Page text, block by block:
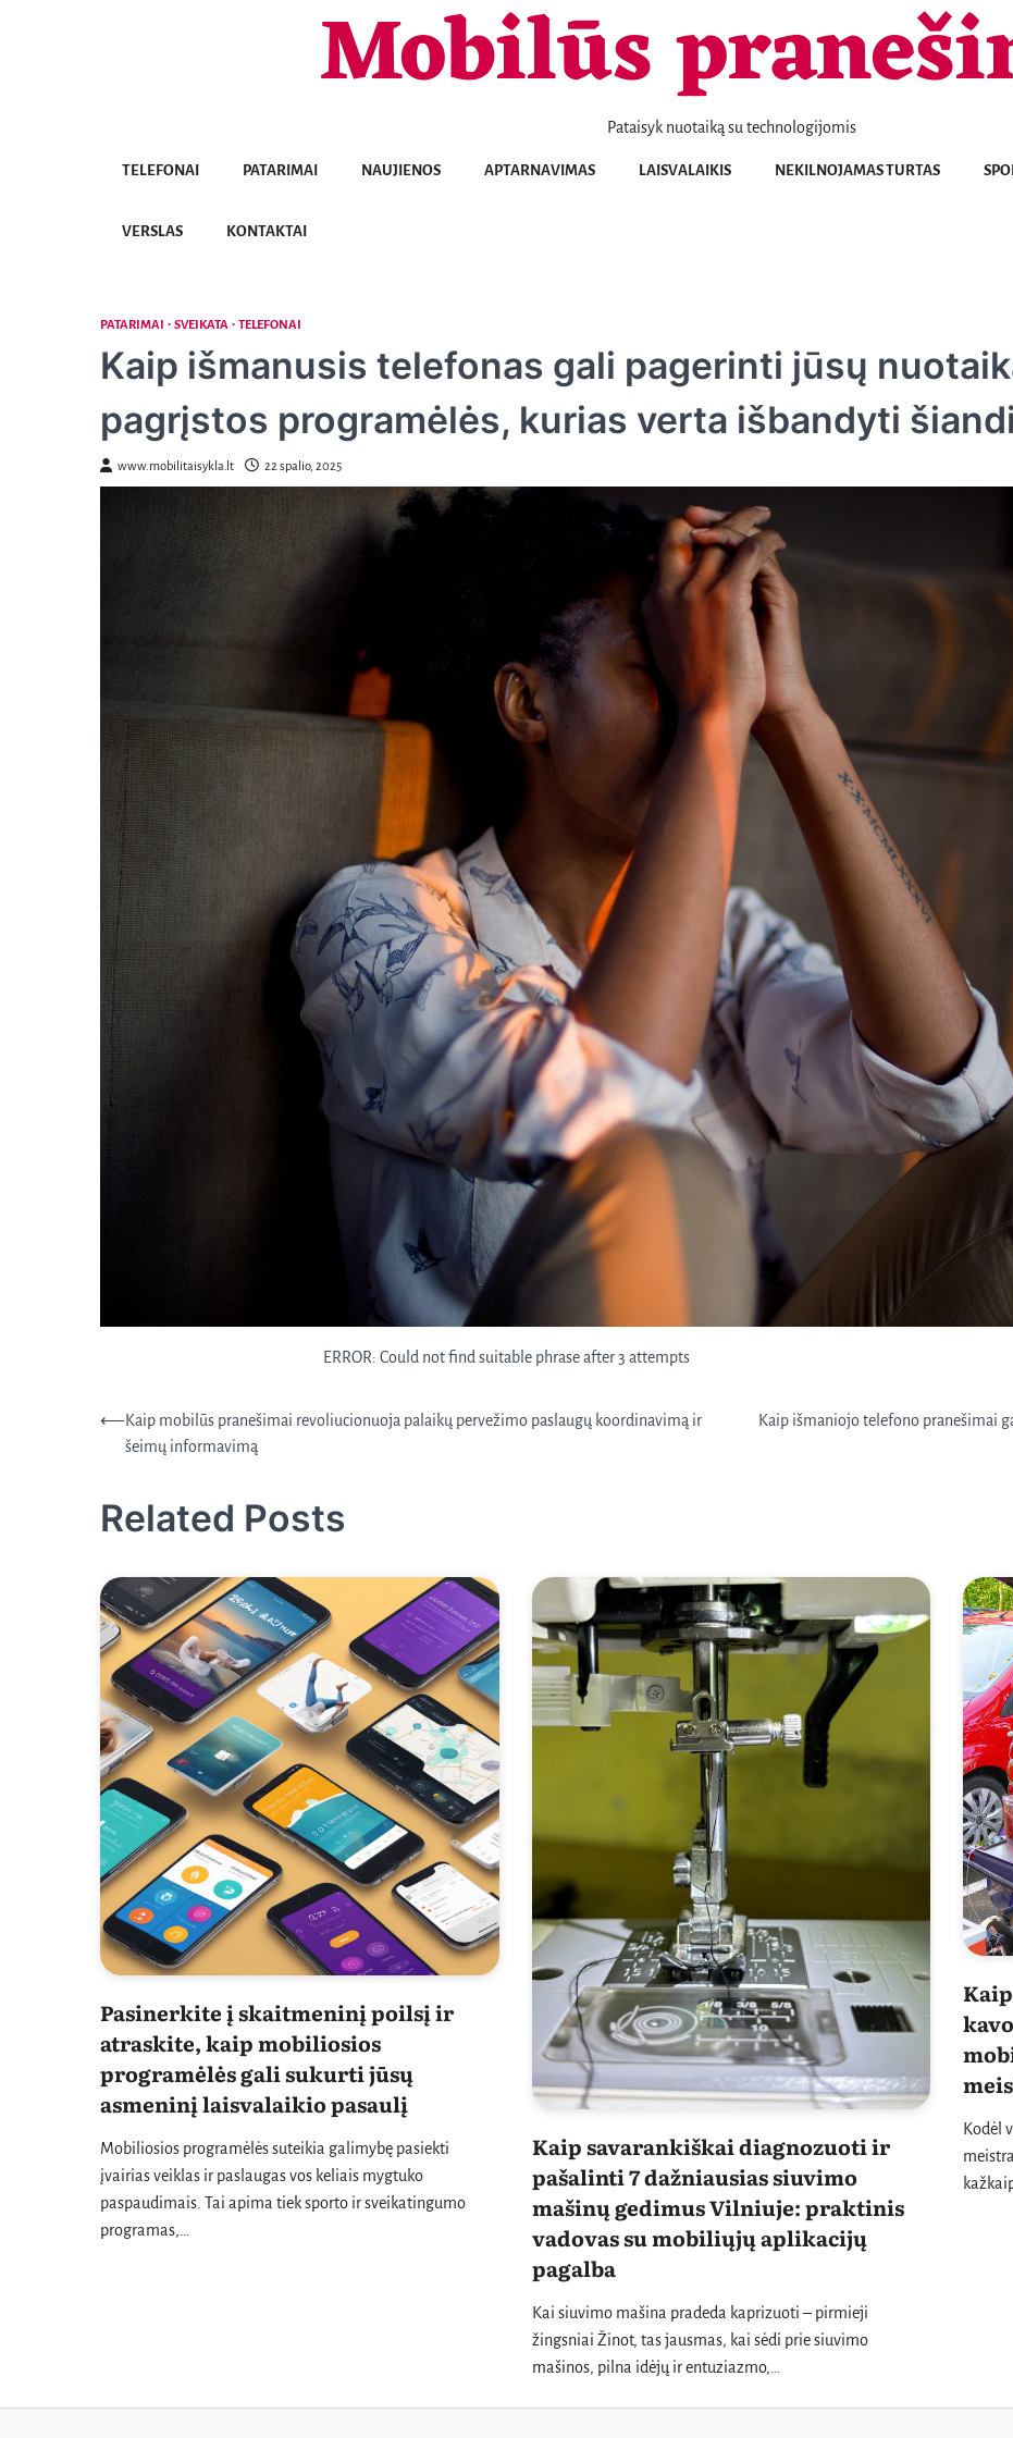
MobilūsPataisyk nuotaiką su technologijomis
TELEFONAI PATARIMAI NAUJIENOS APTARNAVIMAS LAISVALAIKIS NEKILNOJAMAS TURTAS
VERSLAS KONTAKTAI
PATARIMAI SVEIKATA TELEFONAI
Kaip išmanusis telefonas gali pagerinti jūsų
pagrįstos programėlės, kurias verta išbandyti
www.mobilitaisykla.lt 22 spalio, 2025
ERROR: Could not find suitable phrase after 3 attempts
Navigacija
tarp
⟵ Kaip mobilūs pranešimai revoliucionuoja palaikų pervežimo paslaugų koordinavimą ir
šeimų informavimą
Kaip išmaniojo telefono pranešimai
Related Posts
Pasinerkite į skaitmeninį poilsį ir
atraskite, kaip mobiliosios
programėlės gali sukurti jūsų
asmeninį laisvalaikio pasaulį
Mobiliosios programėlės suteikia galimybę pasiekti
įvairias veiklas ir paslaugas vos keliais mygtuko
paspaudimais. Tai apima tiek sporto ir sveikatingumo
programas,…
Kaip savarankiškai diagnozuoti ir
pašalinti 7 dažniausias siuvimo
mašinų gedimus Vilniuje: praktinis
vadovas su mobiliųjų aplikacijų
pagalba
Kai siuvimo mašina pradeda kaprizuoti – pirmieji
žingsniai Žinot, tas jausmas, kai sėdi prie siuvimo
mašinos, pilna idėjų ir entuziazmo,…
Kodėl